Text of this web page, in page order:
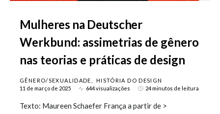
Mulheres na Deutscher
Werkbund: assimetrias de gênero
nas teorias e práticas de design
GÊNERO/SEXUALIDADE
HISTÓRIA DO DESIGN
11 de março de 2025
644 visualizações 24 minutos de leitura
Texto: Maureen Schaefer França a partir de >